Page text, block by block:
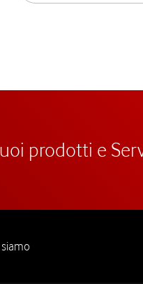
prodotti e